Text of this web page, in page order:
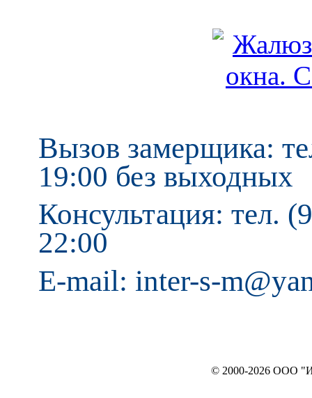
Вызов замерщика:
19:00 без выходных
Консультация: тел.
22:00
E-mail: inter-s-
© 2000-2026 ООО "ИНТЕРЬЕР`c"